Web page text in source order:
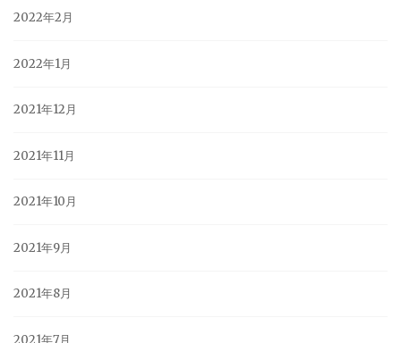
2022年2月
2022年1月
2021年12月
2021年11月
2021年10月
2021年9月
2021年8月
2021年7月